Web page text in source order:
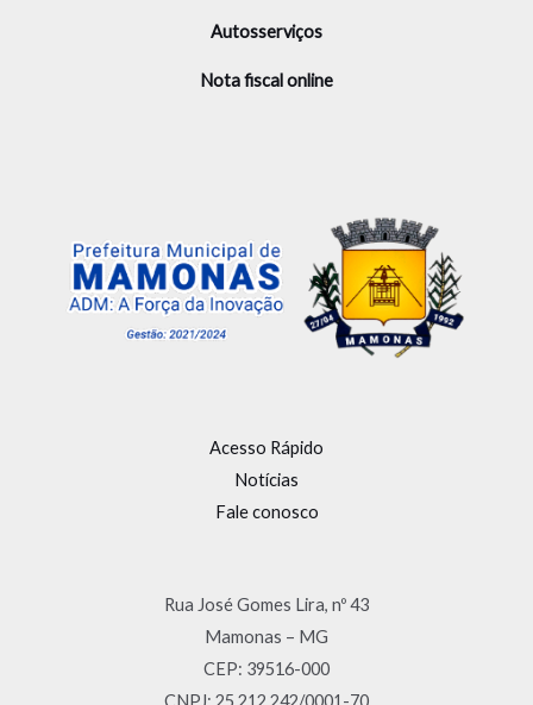
Autosserviços
Nota fiscal online
Acesso Rápido
Notícias
Fale conosco
Rua José Gomes Lira, nº 43
Mamonas – MG
CEP: 39516-000